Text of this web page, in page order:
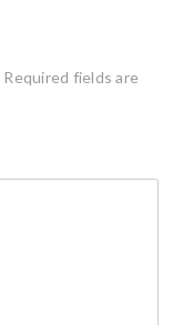
Required fields are